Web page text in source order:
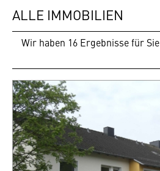
ALLE IMMOBILIEN
Wir haben 16 Ergebnisse für Sie